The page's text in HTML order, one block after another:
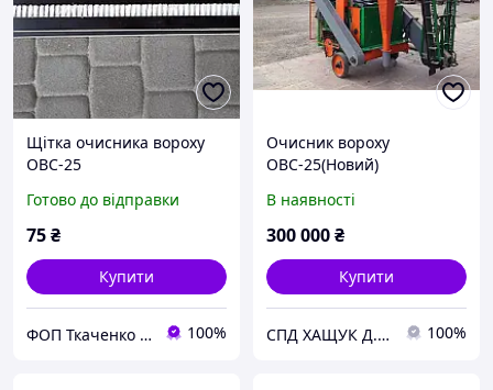
Щітка очисника вороху
ОВС-25
Готово до відправки
75₴
Купити
ФОП Ткаченко Олег Валерьевич 100%
Очисник вороху
ОВС-25(Новий)
В наявності
300 000₴
Купити
СПД ХАЩУК Д.Д. 100%